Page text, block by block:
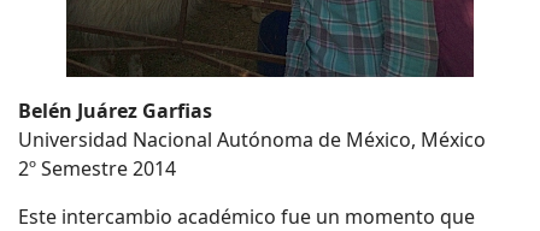
Belén Juárez Garfias
Universidad Nacional Autónoma de México, México
2º Semestre 2014
Este intercambio académico fue un momento que